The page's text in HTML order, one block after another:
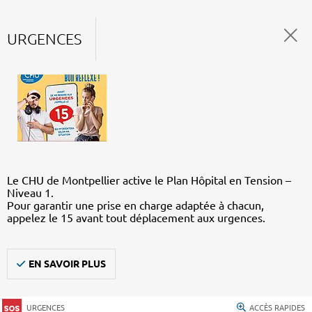
URGENCES
Le CHU de Montpellier active le Plan Hôpital en Tension –
Niveau 1.
Pour garantir une prise en charge adaptée à chacun,
appelez le 15 avant tout déplacement aux urgences.
EN SAVOIR PLUS
URGENCES ACCÈS RAPIDES